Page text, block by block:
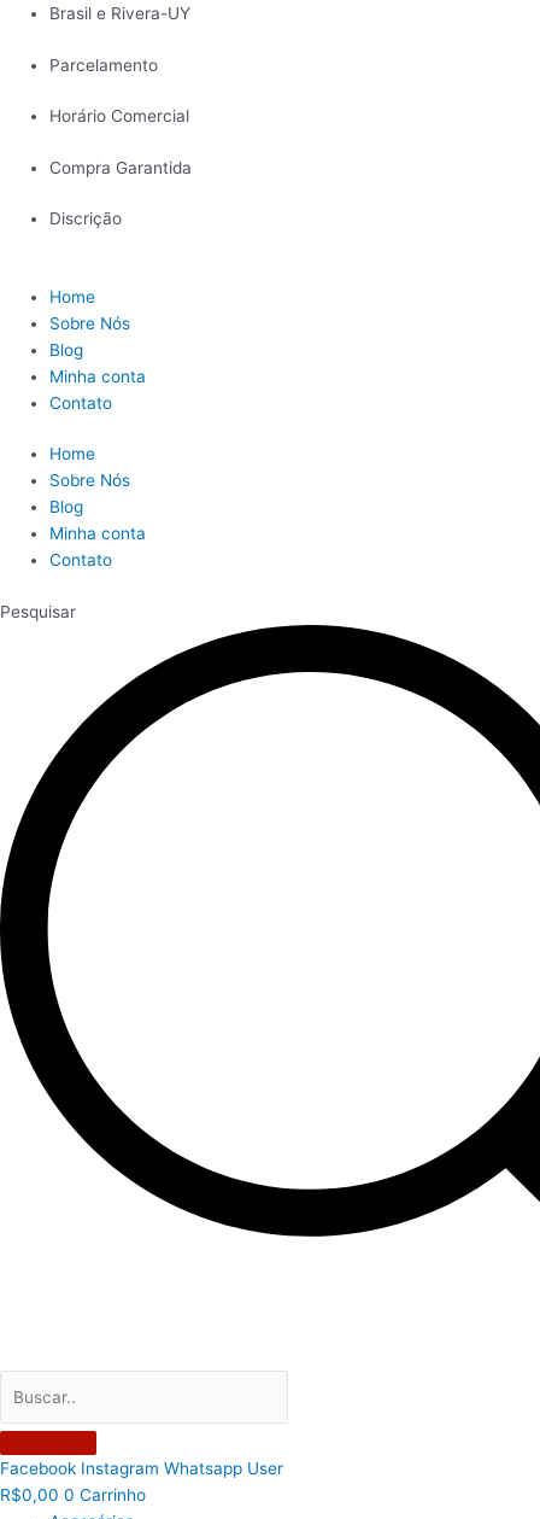
Brasil e Rivera-UY
Parcelamento
Horário Comercial
Compra Garantida
Discrição
Home
Sobre Nós
Blog
Minha conta
Contato
Home
Sobre Nós
Blog
Minha conta
Contato
Pesquisar
Facebook Instagram Whatsapp User
R$0,00 0 Carrinho
FANTASIA
GAROTA
BODY
quantidade